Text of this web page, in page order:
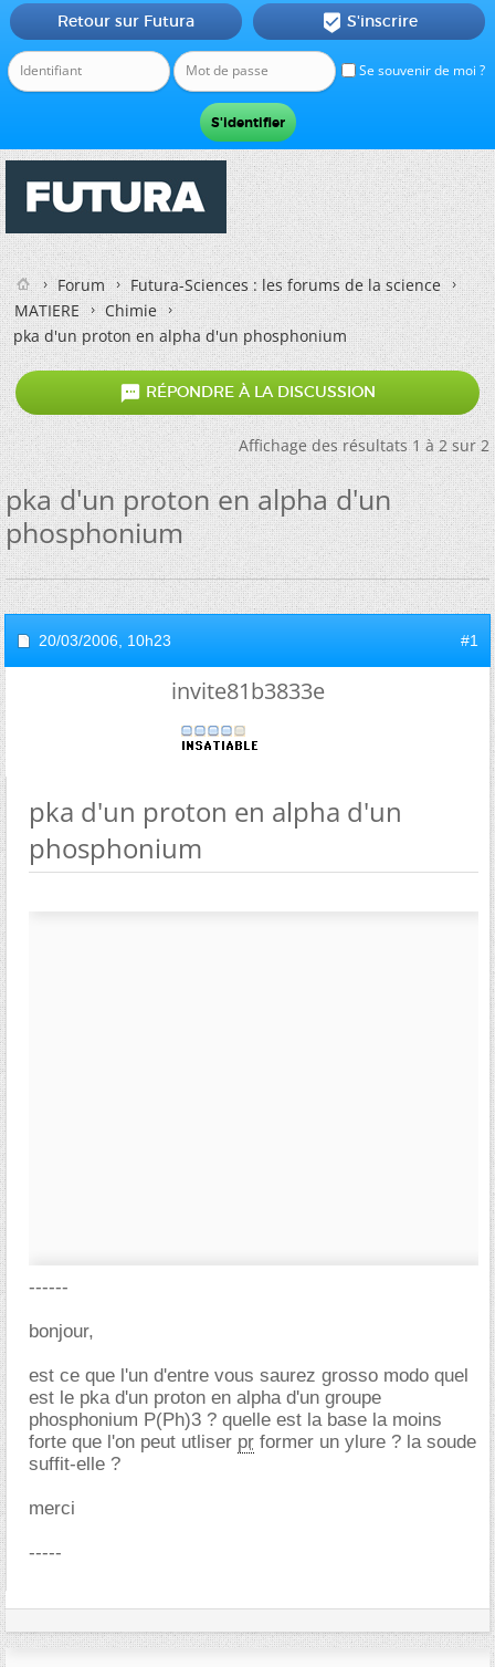
Se souvenir de moi ?
Retour sur Futura  S'inscrire
Forum
Futura-Sciences : les forums de la science
MATIERE
Chimie
pka d'un proton en alpha d'un phosphonium
 RÉPONDRE À LA DISCUSSION
Affichage des résultats 1 à 2 sur 2
pka d'un proton en alpha d'un
phosphonium
20/03/2006, 10h23 #1
invite81b3833e
pka d'un proton en alpha d'un
phosphonium
------
bonjour,
est ce que l'un d'entre vous saurez grosso modo quel
est le pka d'un proton en alpha d'un groupe
phosphonium P(Ph)3 ? quelle est la base la moins
forte que l'on peut utliser pr former un ylure ? la soude
suffit-elle ?
merci
-----